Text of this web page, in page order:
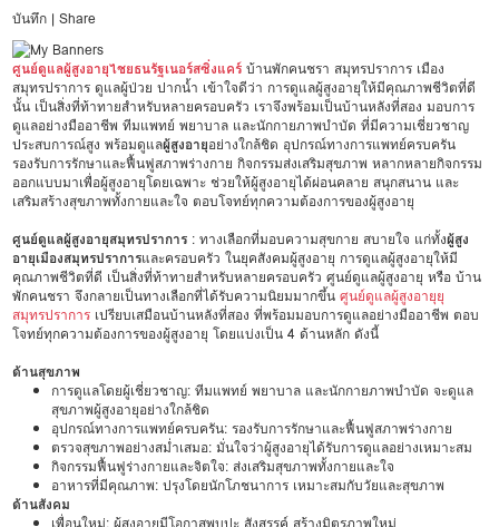
บันทึก | Share
ศูนย์ดูแลผู้สูงอายุไชยธนรัฐเนอร์สซิ่งแคร์บ้านพักคนชรา สมุทรปราการ เมือง
สมุทรปราการ ดูแลผู้ป่วย ปากน้ำ เข้าใจดีว่า การดูแลผู้สูงอายุให้มีคุณภาพชีวิตที่ดี
นั้น เป็นสิ่งที่ท้าทายสำหรับหลายครอบครัว เราจึงพร้อมเป็นบ้านหลังที่สอง มอบการ
ดูแลอย่างมืออาชีพ ทีมแพทย์ พยาบาล และนักกายภาพบำบัด ที่มีความเชี่ยวชาญ
ประสบการณ์สูง พร้อมดูแลผู้สูงอายุอย่างใกล้ชิด อุปกรณ์ทางการแพทย์ครบครัน
รองรับการรักษาและฟื้นฟูสภาพร่างกาย กิจกรรมส่งเสริมสุขภาพ หลากหลายกิจกรรม
ออกแบบมาเพื่อผู้สูงอายุโดยเฉพาะ ช่วยให้ผู้สูงอายุได้ผ่อนคลาย สนุกสนาน และ
เสริมสร้างสุขภาพทั้งกายและใจ ตอบโจทย์ทุกความต้องการของผู้สูงอายุ
ศูนย์ดูแลผู้สูงอายุสมุทรปราการ : ทางเลือกที่มอบความสุขกาย สบายใจ แก่ทั้งผู้สูง
อายุเมืองสมุทรปราการและครอบครัว ในยุคสังคมผู้สูงอายุ การดูแลผู้สูงอายุให้มี
คุณภาพชีวิตที่ดี เป็นสิ่งที่ท้าทายสำหรับหลายครอบครัว ศูนย์ดูแลผู้สูงอายุ หรือ บ้าน
พักคนชรา จึงกลายเป็นทางเลือกที่ได้รับความนิยมมากขึ้นศูนย์ดูแลผู้สูงอายุยุ
สมุทรปราการ เปรียบเสมือนบ้านหลังที่สอง ที่พร้อมมอบการดูแลอย่างมืออาชีพ ตอบ
โจทย์ทุกความต้องการของผู้สูงอายุ โดยแบ่งเป็น 4 ด้านหลัก ดังนี้
ด้านสุขภาพ
การดูแลโดยผู้เชี่ยวชาญ: ทีมแพทย์ พยาบาล และนักกายภาพบำบัด จะดูแล
สุขภาพผู้สูงอายุอย่างใกล้ชิด
อุปกรณ์ทางการแพทย์ครบครัน: รองรับการรักษาและฟื้นฟูสภาพร่างกาย
ตรวจสุขภาพอย่างสม่ำเสมอ: มั่นใจว่าผู้สูงอายุได้รับการดูแลอย่างเหมาะสม
กิจกรรมฟื้นฟูร่างกายและจิตใจ: ส่งเสริมสุขภาพทั้งกายและใจ
อาหารที่มีคุณภาพ: ปรุงโดยนักโภชนาการ เหมาะสมกับวัยและสุขภาพ
ด้านสังคม